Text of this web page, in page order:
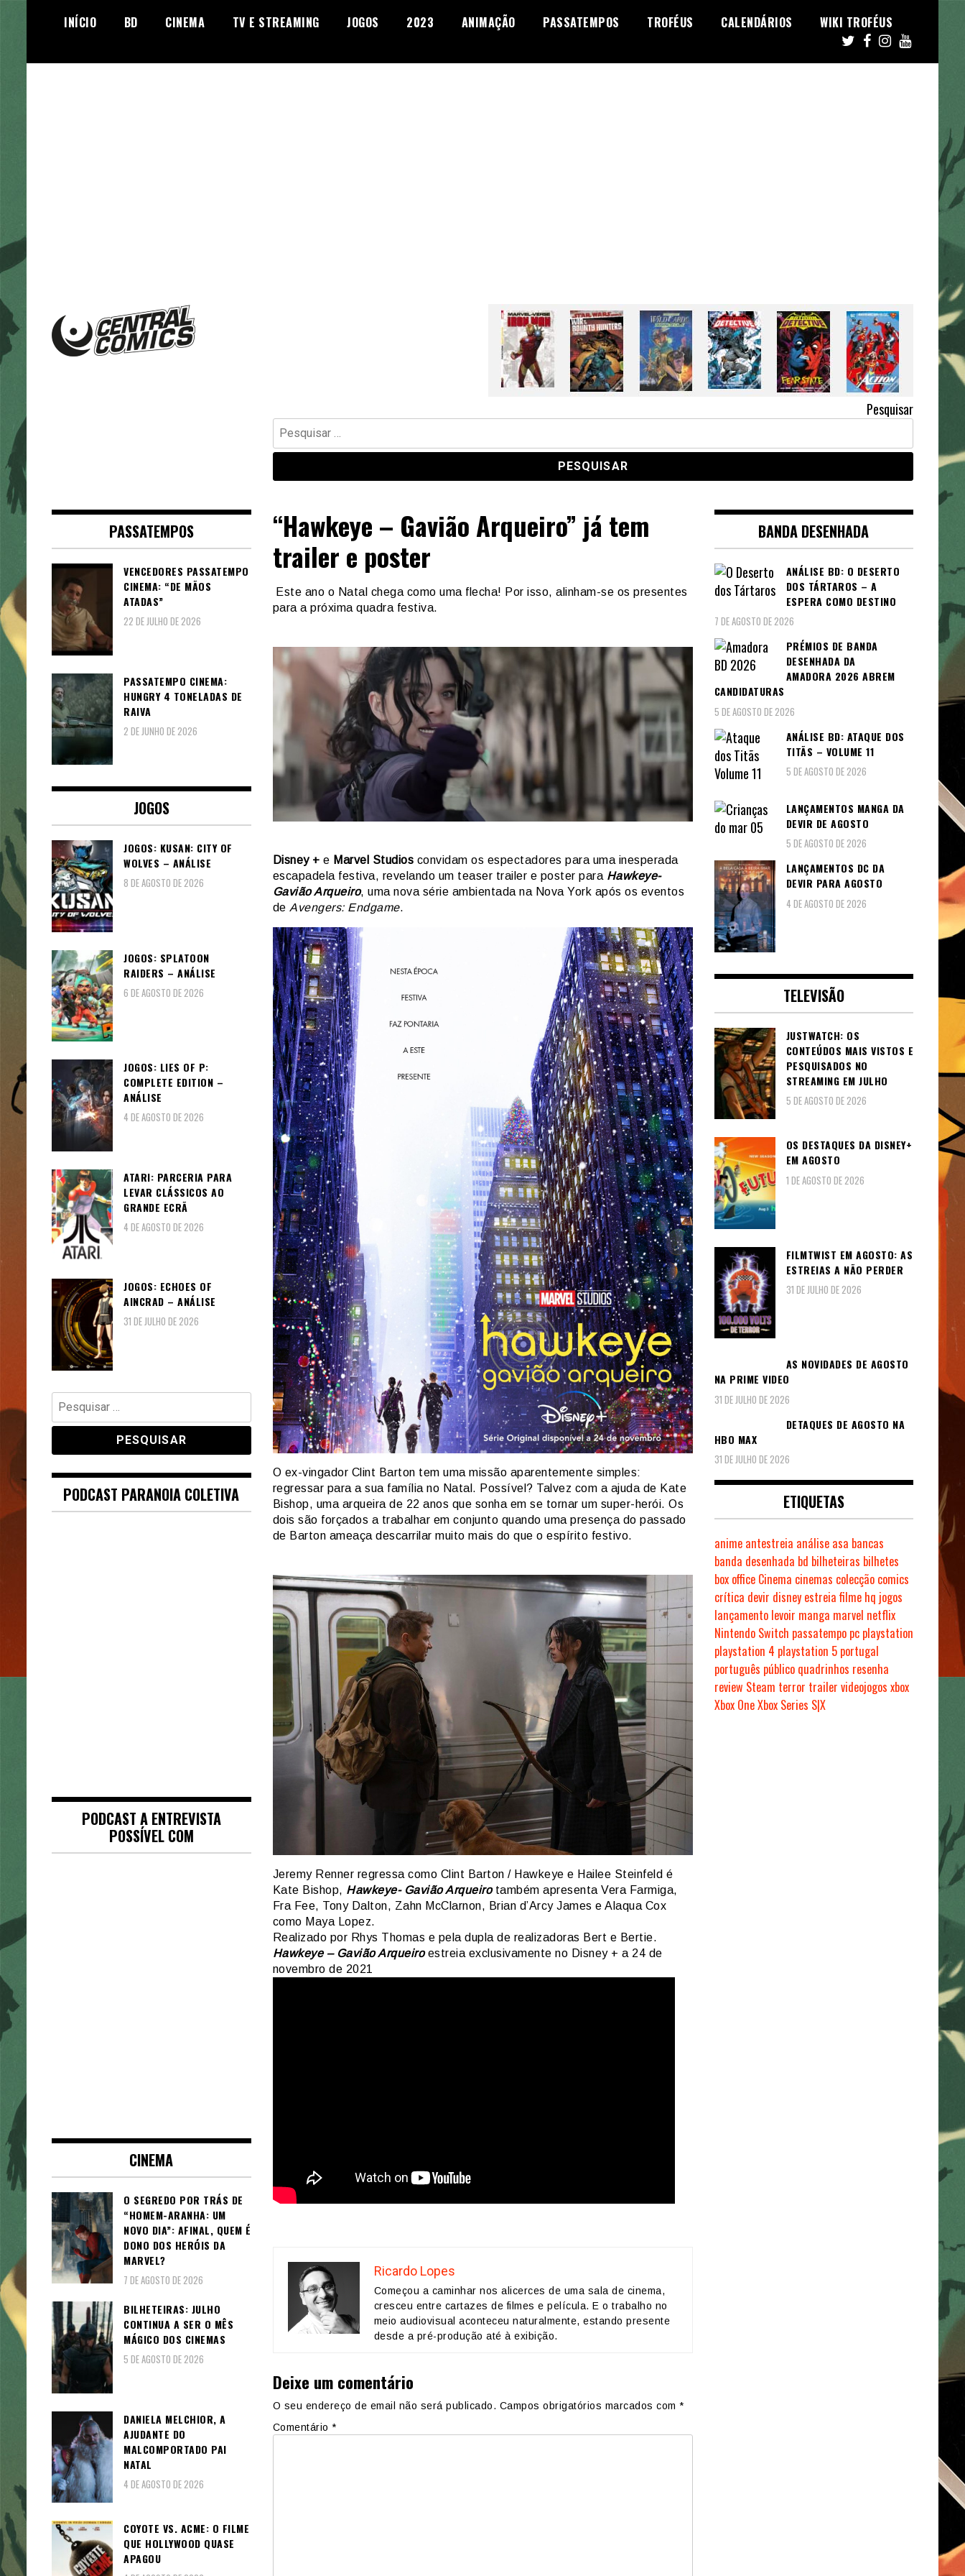
INÍCIO BD CINEMA TV E STREAMING JOGOS 2023 ANIMAÇÃO PASSATEMPOS TROFÉUS CALENDÁRIOS WIKI TROFÉUS
Pesquisar
Pesquisar
por:
“Hawkeye – Gavião Arqueiro” já tem
trailer e poster
Este ano o Natal chega como uma flecha! Por isso, alinham-se os presentes
para a próxima quadra festiva.
Disney + e Marvel Studios convidam os espectadores para uma inesperada
escapadela festiva, revelando um teaser trailer e poster para Hawkeye-
Gavião Arqueiro, uma nova série ambientada na Nova York após os eventos
de Avengers: Endgame.
O ex-vingador Clint Barton tem uma missão aparentemente simples:
regressar para a sua família no Natal. Possível? Talvez com a ajuda de Kate
Bishop, uma arqueira de 22 anos que sonha em se tornar um super-herói. Os
dois são forçados a trabalhar em conjunto quando uma presença do passado
de Barton ameaça descarrilar muito mais do que o espírito festivo.
Jeremy Renner regressa como Clint Barton / Hawkeye e Hailee Steinfeld é
Kate Bishop, Hawkeye- Gavião Arqueirotambém apresenta Vera Farmiga,
Fra Fee, Tony Dalton, Zahn McClarnon, Brian d’Arcy James e Alaqua Cox
como Maya Lopez.
Realizado por Rhys Thomas e pela dupla de realizadoras Bert e Bertie.
Hawkeye – Gavião Arqueiroestreia exclusivamente no Disney + a 24 de
novembro de 2021
Ricardo Lopes
Começou a caminhar nos alicerces de uma sala de cinema,
cresceu entre cartazes de filmes e película. E o trabalho no
meio audiovisual aconteceu naturalmente, estando presente
desde a pré-produção até à exibição.
Deixe um comentário
O seu endereço de email não será publicado. Campos obrigatórios marcados com *
Comentário *
PASSATEMPOS
VENCEDORES PASSATEMPO
CINEMA: “DE MÃOS
ATADAS”
22 DE JULHO DE 2026
PASSATEMPO CINEMA:
HUNGRY 4 TONELADAS DE
RAIVA
2 DE JUNHO DE 2026
JOGOS
JOGOS: KUSAN: CITY OF
WOLVES – ANÁLISE
8 DE AGOSTO DE 2026
JOGOS: SPLATOON
RAIDERS – ANÁLISE
6 DE AGOSTO DE 2026
JOGOS: LIES OF P:
COMPLETE EDITION –
ANÁLISE
4 DE AGOSTO DE 2026
ATARI: PARCERIA PARA
LEVAR CLÁSSICOS AO
GRANDE ECRÃ
4 DE AGOSTO DE 2026
JOGOS: ECHOES OF
AINCRAD – ANÁLISE
31 DE JULHO DE 2026
Pesquisar
por:
PODCAST PARANOIA COLETIVA
PODCAST A ENTREVISTA
POSSÍVEL COM
CINEMA
O SEGREDO POR TRÁS DE
“HOMEM-ARANHA: UM
NOVO DIA”: AFINAL, QUEM É
DONO DOS HERÓIS DA
MARVEL?
7 DE AGOSTO DE 2026
BILHETEIRAS: JULHO
CONTINUA A SER O MÊS
MÁGICO DOS CINEMAS
5 DE AGOSTO DE 2026
DANIELA MELCHIOR, A
AJUDANTE DO
MALCOMPORTADO PAI
NATAL
4 DE AGOSTO DE 2026
COYOTE VS. ACME: O FILME
QUE HOLLYWOOD QUASE
APAGOU
BANDA DESENHADA
ANÁLISE BD: O DESERTO
DOS TÁRTAROS – A
ESPERA COMO DESTINO
7 DE AGOSTO DE 2026
PRÉMIOS DE BANDA
DESENHADA DA
AMADORA 2026 ABREM
CANDIDATURAS
5 DE AGOSTO DE 2026
ANÁLISE BD: ATAQUE DOS
TITÃS – VOLUME 11
5 DE AGOSTO DE 2026
LANÇAMENTOS MANGA DA
DEVIR DE AGOSTO
5 DE AGOSTO DE 2026
LANÇAMENTOS DC DA
DEVIR PARA AGOSTO
4 DE AGOSTO DE 2026
TELEVISÃO
JUSTWATCH: OS
CONTEÚDOS MAIS VISTOS E
PESQUISADOS NO
STREAMING EM JULHO
5 DE AGOSTO DE 2026
OS DESTAQUES DA DISNEY+
EM AGOSTO
1 DE AGOSTO DE 2026
FILMTWIST EM AGOSTO: AS
ESTREIAS A NÃO PERDER
31 DE JULHO DE 2026
AS NOVIDADES DE AGOSTO
NA PRIME VIDEO
31 DE JULHO DE 2026
DETAQUES DE AGOSTO NA
HBO MAX
31 DE JULHO DE 2026
ETIQUETAS
anime antestreia análise asa bancas
banda desenhada bd bilheteiras bilhetes
box office Cinema cinemas colecção comics
crítica devir disney estreiafilme hq jogos
lançamento levoir manga marvel netflix
Nintendo Switch passatempo pc playstation
playstation 4 playstation 5 portugal
português público quadrinhos resenha
review Steam terror trailer videojogos xbox
Xbox OneXbox Series S|X